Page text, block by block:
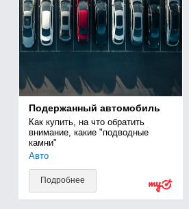
Подержанный автомобиль
Как купить, на что обратить
внимание, какие "подводные
камни"
Авто
Подробнее